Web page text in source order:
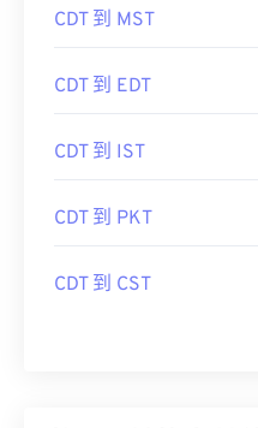
CDT 到 MST
CDT 到 EDT
CDT 到 IST
CDT 到 PKT
CDT 到 CST